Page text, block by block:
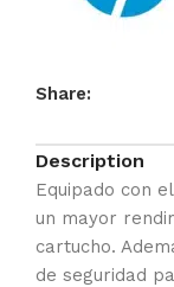
Share:
Description
Equipado con
un mayor
cartucho.
de seguridad